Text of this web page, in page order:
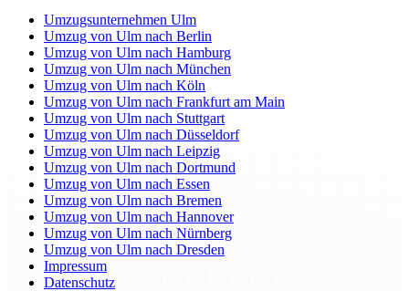
Umzugsunternehmen Ulm
Umzug von Ulm nach Berlin
Umzug von Ulm nach Hamburg
Umzug von Ulm nach München
Umzug von Ulm nach Köln
Umzug von Ulm nach Frankfurt am Main
Umzug von Ulm nach Stuttgart
Umzug von Ulm nach Düsseldorf
Umzug von Ulm nach Leipzig
Umzug von Ulm nach Dortmund
Umzug von Ulm nach Essen
Umzug von Ulm nach Bremen
Umzug von Ulm nach Hannover
Umzug von Ulm nach Nürnberg
Umzug von Ulm nach Dresden
Impressum
Datenschutz